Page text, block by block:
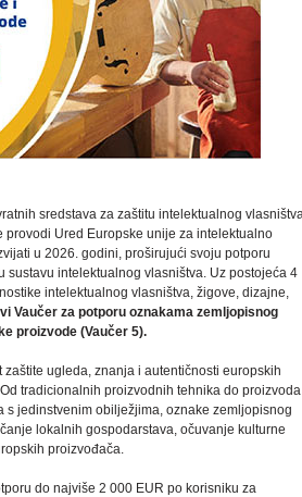
sredstava za zaštitu intelektualnog
provodi Ured Europske unije za intelektualno
u 2026. godini, proširujući svoju potporu
sustavu intelektualnog vlasništva. Uz postojeća 4
intelektualnog vlasništva, žigove, dizajne,
Vaučer za potporu oznakama zemljopisnog
proizvode (Vaučer 5).
zaštite ugleda, znanja i autentičnosti europskih
tradicionalnih proizvodnih tehnika do proizvoda
jedinstvenim obilježjima, oznake zemljopisnog
lokalnih gospodarstava, očuvanje kulturne
proizvođača.
do najviše 2 000 EUR po korisniku za